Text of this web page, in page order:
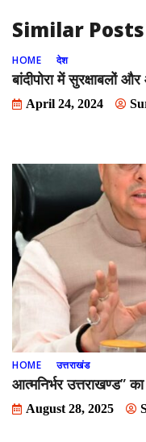
Similar Posts
HOME देश
बांदीपोरा में सुरक्षाबलों
April 24, 2024
HOME उत्तराखंड
आत्मनिर्भर उत्तराखण्ड”
August 28, 2025